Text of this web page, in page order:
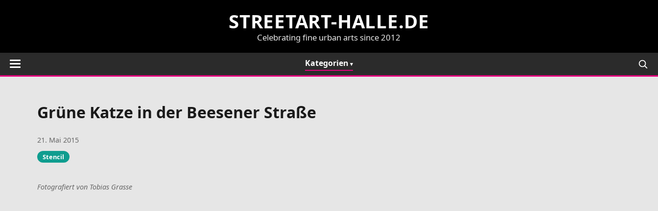
STREETART-HALLE.DE
Celebrating fine urban arts since 2012
Kategorien
Grüne Katze in der Beesener Straße
21. Mai 2015
Stencil
Fotografiert von Tobias Grasse